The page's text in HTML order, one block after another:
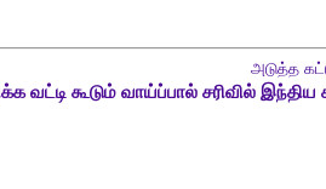
அடுத்த
வட்டி கூடும் வாய்ப்பால் சரிவில்